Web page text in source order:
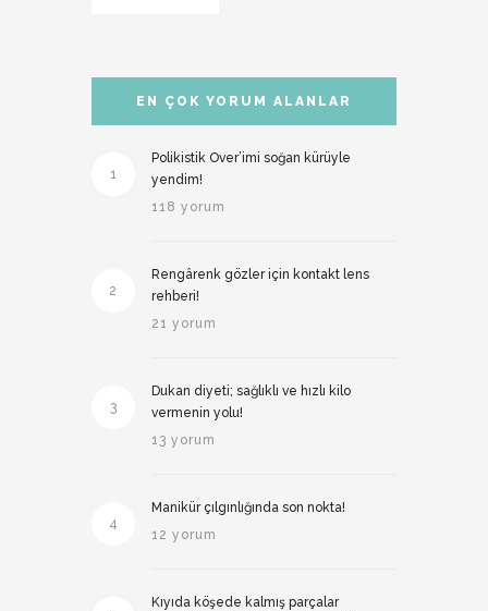
EN ÇOK YORUM ALANLAR
1
Polikistik Over’imi soğan kürüyle
yendim!
118 yorum
2
Rengârenk gözler için kontakt lens
rehberi!
21 yorum
3
Dukan diyeti; sağlıklı ve hızlı kilo
vermenin yolu!
13 yorum
4
Manikür çılgınlığında son nokta!
12 yorum
Kıyıda köşede kalmış parçalar